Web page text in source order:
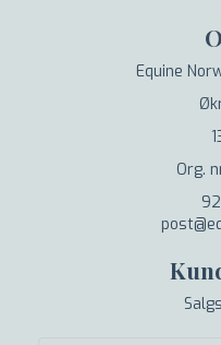
Equine
Org.